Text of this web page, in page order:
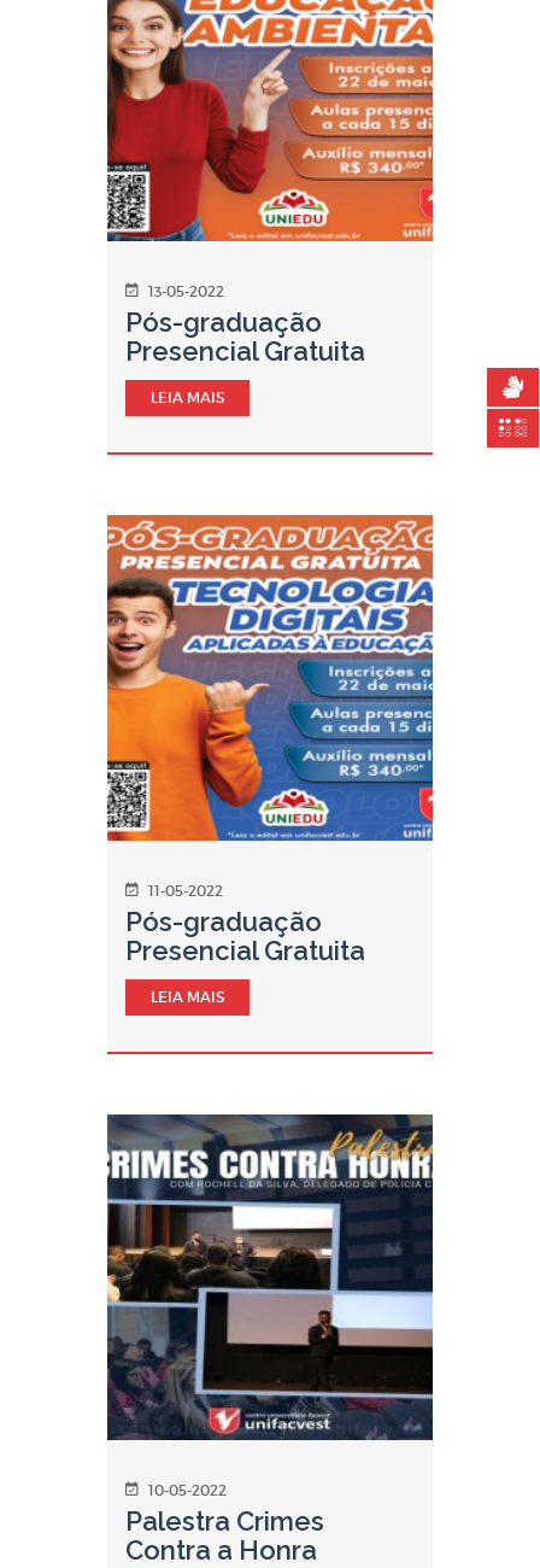
13-05-2022
Pós-graduação
Presencial Gratuita
LEIA MAIS
11-05-2022
Pós-graduação
Presencial Gratuita
LEIA MAIS
10-05-2022
Palestra Crimes
Contra a Honra